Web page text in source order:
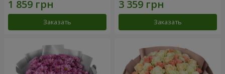
Заказать Заказать